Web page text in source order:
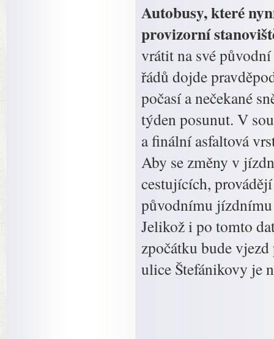
Autobusy, které
provizorní
vrátit na své
řádů dojde
počasí a nečekané
týden posunut. V
a finální asfaltová
Aby se změny v
cestujících,
původnímu jízdnímu
Jelikož i po tomto
zpočátku bude
ulice Štefánikovy je